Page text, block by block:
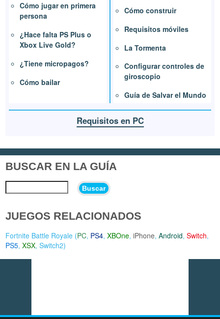
Cómo jugar en primera
persona
¿Hace falta PS Plus o
Xbox Live Gold?
¿Tiene micropagos?
Cómo bailar
Cómo construir
Requisitos móviles
La Tormenta
Configurar controles de
giroscopio
Guía de Salvar el Mundo
Requisitos en PC
BUSCAR EN LA GUÍA
Buscar
JUEGOS RELACIONADOS
Fortnite Battle Royale (PC, PS4,XBOne,iPhone,Android,Switch,
PS5,XSX,Switch2)